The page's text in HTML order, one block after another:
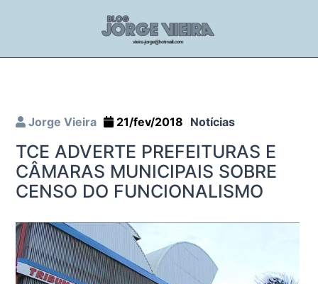
Jorge Vieira 21/fev/2018 Notícias
TCE ADVERTE PREFEITURAS E
CÂMARAS MUNICIPAIS SOBRE
CENSO DO FUNCIONALISMO